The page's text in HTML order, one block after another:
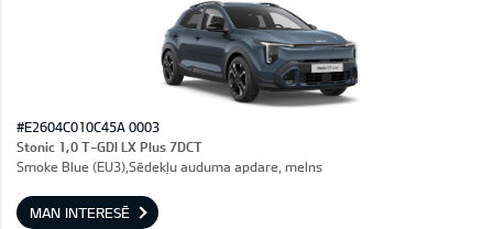
#E2604C010C45A 0003
Stonic 1,0 T-GDI LX Plus 7DCT
Smoke Blue (EU3),Sēdekļu auduma apdare, melns
MAN INTERESĒ